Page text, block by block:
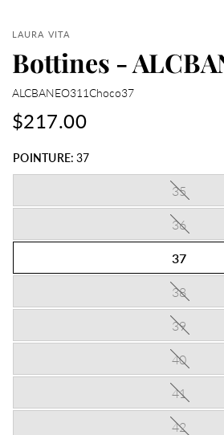
LAURA VITA
Bottines -
ALCBANEO311Choco37
$217.00
POINTURE: 37
35
36
37
38
39
40
41
42